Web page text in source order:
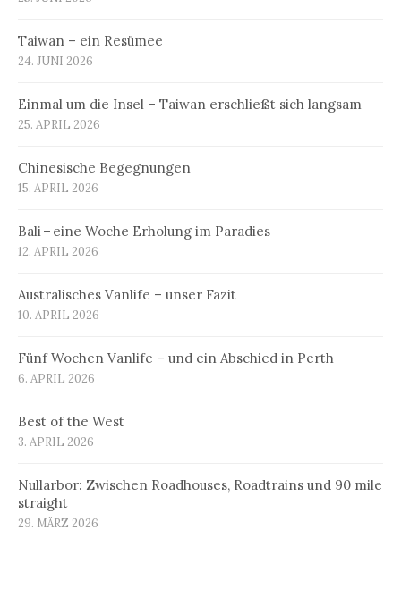
Taiwan – ein Resümee
24. JUNI 2026
Einmal um die Insel – Taiwan erschließt sich langsam
25. APRIL 2026
Chinesische Begegnungen
15. APRIL 2026
Bali – eine Woche Erholung im Paradies
12. APRIL 2026
Australisches Vanlife – unser Fazit
10. APRIL 2026
Fünf Wochen Vanlife – und ein Abschied in Perth
6. APRIL 2026
Best of the West
3. APRIL 2026
Nullarbor: Zwischen Roadhouses, Roadtrains und 90 mile
straight
29. MÄRZ 2026